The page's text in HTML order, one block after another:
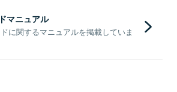
マニュアル
に関するマニュアルを掲載していま